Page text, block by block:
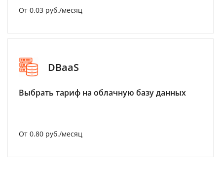
От 0.03 руб./месяц
DBaaS
Выбрать тариф на облачную базу данных
От 0.80 руб./месяц